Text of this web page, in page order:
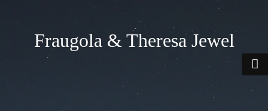
Fraugola & Theresa Jewel